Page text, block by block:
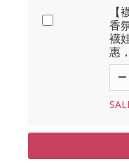
香
襪
惠